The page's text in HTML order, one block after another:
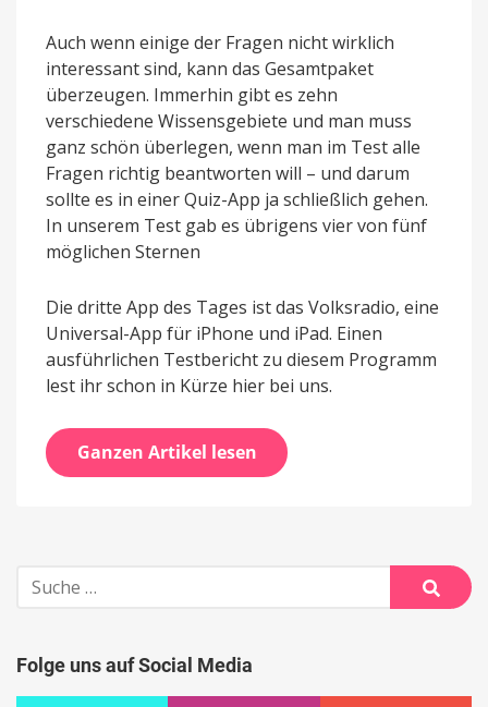
Auch wenn einige der Fragen nicht wirklich
interessant sind, kann das Gesamtpaket
überzeugen. Immerhin gibt es zehn
verschiedene Wissensgebiete und man muss
ganz schön überlegen, wenn man im Test alle
Fragen richtig beantworten will – und darum
sollte es in einer Quiz-App ja schließlich gehen.
In unserem Test gab es übrigens vier von fünf
möglichen Sternen
Die dritte App des Tages ist das Volksradio, eine
Universal-App für iPhone und iPad. Einen
ausführlichen Testbericht zu diesem Programm
lest ihr schon in Kürze hier bei uns.
Ganzen Artikel lesen
Suche
nach:
Suche
Folge uns auf Social Media